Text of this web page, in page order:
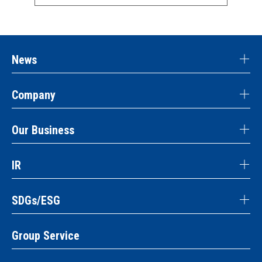
News
Company
Our Business
IR
SDGs/ESG
Group Service